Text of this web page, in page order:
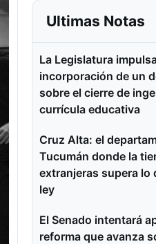
Ultimas Notas
La Legislatura
incorporación de un
sobre el cierre de
currícula educativa
Cruz Alta: el
Tucumán donde la
extranjeras supera lo
ley
El Senado intentará
reforma que avanza